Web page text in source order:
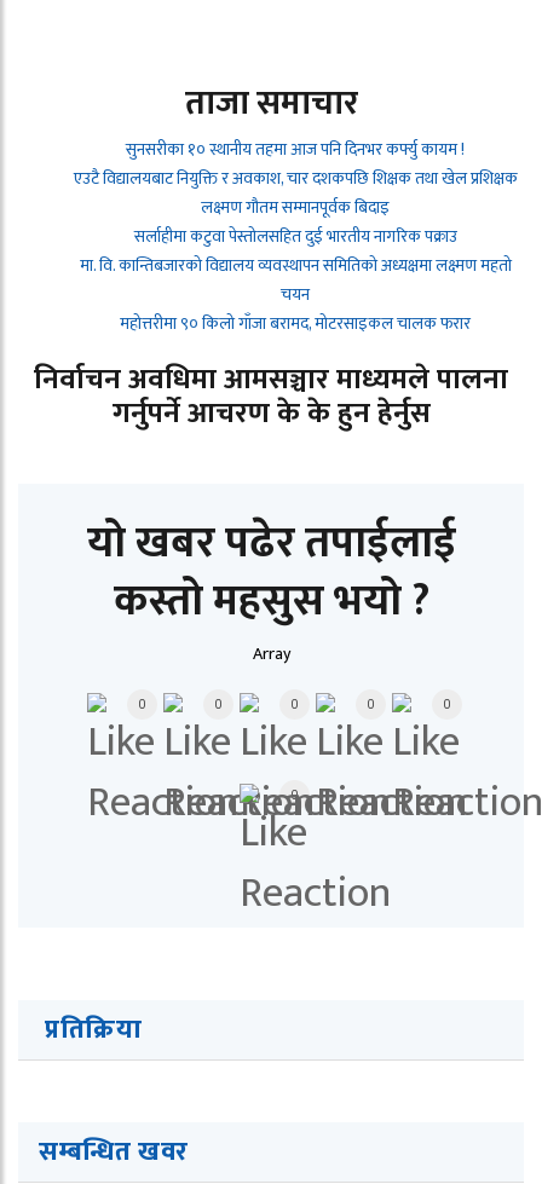
ताजा समाचार
सुनसरीका १० स्थानीय तहमा आज पनि दिनभर कर्फ्यु कायम !
एउटै विद्यालयबाट नियुक्ति र अवकाश, चार दशकपछि शिक्षक तथा खेल प्रशिक्षक
लक्ष्मण गौतम सम्मानपूर्वक बिदाइ
सर्लाहीमा कटुवा पेस्तोलसहित दुई भारतीय नागरिक पक्राउ
मा. वि. कान्तिबजारको विद्यालय व्यवस्थापन समितिको अध्यक्षमा लक्ष्मण महतो
चयन
महोत्तरीमा ९० किलो गाँजा बरामद, मोटरसाइकल चालक फरार
निर्वाचन अवधिमा आमसञ्चार माध्यमले पालना
गर्नुपर्ने आचरण के के हुन हेर्नुस
यो खबर पढेर तपाईलाई
कस्तो महसुस भयो ?
Array
0 0 0 0 0
0
प्रतिक्रिया
सम्बन्धित खवर